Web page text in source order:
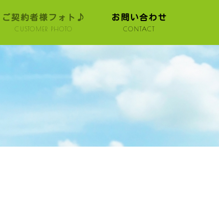
ご契約者様フォト♪
CUSTOMER PHOTO
お問い合わせ
CONTACT